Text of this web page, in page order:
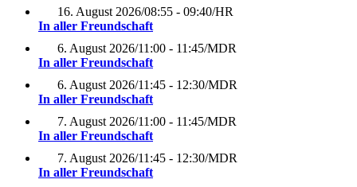
16. August 2026/08:55 - 09:40/HR
In aller Freundschaft
6. August 2026/11:00 - 11:45/MDR
In aller Freundschaft
6. August 2026/11:45 - 12:30/MDR
In aller Freundschaft
7. August 2026/11:00 - 11:45/MDR
In aller Freundschaft
7. August 2026/11:45 - 12:30/MDR
In aller Freundschaft